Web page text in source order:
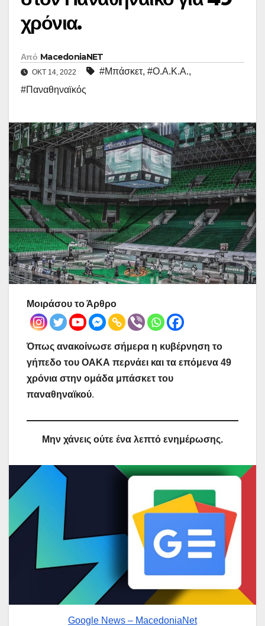
χρόνια.
Από MacedoniaNET
ΟΚΤ 14, 2022 #Μπάσκετ, #Ο.Α.Κ.Α.,
#Παναθηναϊκός
Μοιράσου το Άρθρο
Όπως ανακοίνωσε σήμερα η κυβέρνηση το
γήπεδο του ΟΑΚΑ περνάει και τα επόμενα 49
χρόνια στην ομάδα μπάσκετ του
παναθηναϊκού.
Μην χάνεις ούτε ένα λεπτό ενημέρωσης.
Google News – MacedoniaNet